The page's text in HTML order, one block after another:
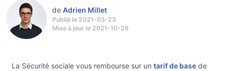
de Adrien Millet
Publié le 2021-03-23
Mise à jour le 2021-10-26
La Sécurité sociale vous rembourse sur un tarif de basede